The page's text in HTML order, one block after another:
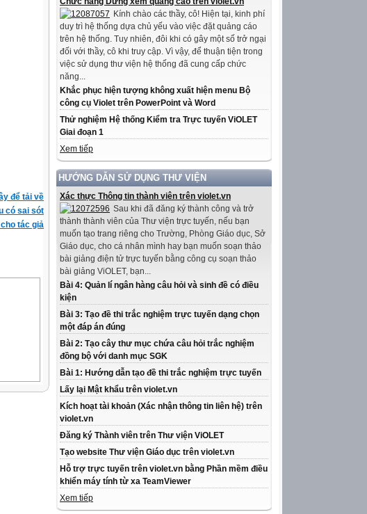
Kính chào các thầy, cô! Hiện tại, kinh phí
duy trì hệ thống dựa chủ yếu vào việc đặt quảng cáo
trên hệ thống. Tuy nhiên, đôi khi có gây một số trở ngại
đối với thầy, cô khi truy cập. Vì vậy, để thuận tiện trong
việc sử dụng thư viện hệ thống đã cung cấp chức
năng...
Khắc phục hiện tượng không xuất hiện menu Bộ
công cụ Violet trên PowerPoint và Word
Thử nghiệm Hệ thống Kiểm tra Trực tuyến ViOLET
Giai đoạn 1
Xem tiếp
HƯỚNG DẪN SỬ DỤNG THƯ VIỆN
Xác thực Thông tin thành viên trên violet.vn
Sau khi đã đăng ký thành công và trở
thành thành viên của Thư viện trực tuyến, nếu bạn
muốn tạo trang riêng cho Trường, Phòng Giáo dục, Sở
Giáo dục, cho cá nhân mình hay bạn muốn soạn thảo
bài giảng điện tử trực tuyến bằng công cụ soạn thảo
bài giảng ViOLET, bạn...
Bài 4: Quản lí ngân hàng câu hỏi và sinh đề có điều
kiện
Bài 3: Tạo đề thi trắc nghiệm trực tuyến dạng chọn
một đáp án đúng
Bài 2: Tạo cây thư mục chứa câu hỏi trắc nghiệm
đồng bộ với danh mục SGK
Bài 1: Hướng dẫn tạo đề thi trắc nghiệm trực tuyến
Lấy lại Mật khẩu trên violet.vn
Kích hoạt tài khoản (Xác nhận thông tin liên hệ) trên
violet.vn
Đăng ký Thành viên trên Thư viện ViOLET
Tạo website Thư viện Giáo dục trên violet.vn
Hỗ trợ trực tuyến trên violet.vn bằng Phần mềm điều
khiển máy tính từ xa TeamViewer
Xem tiếp
để tải về
có sai sót
tác giả